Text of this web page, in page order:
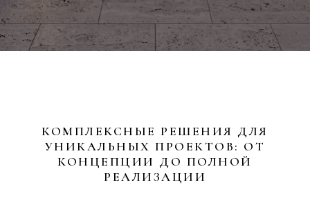
КОМПЛЕКСНЫЕ РЕШЕНИЯ ДЛЯ
УНИКАЛЬНЫХ ПРОЕКТОВ: ОТ
КОНЦЕПЦИИ ДО ПОЛНОЙ
РЕАЛИЗАЦИИ